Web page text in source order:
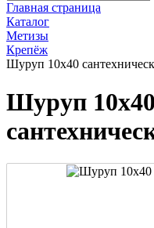
Главная страница
Каталог
Метизы
Крепёж
Шуруп 10х40
Шуруп 10х40